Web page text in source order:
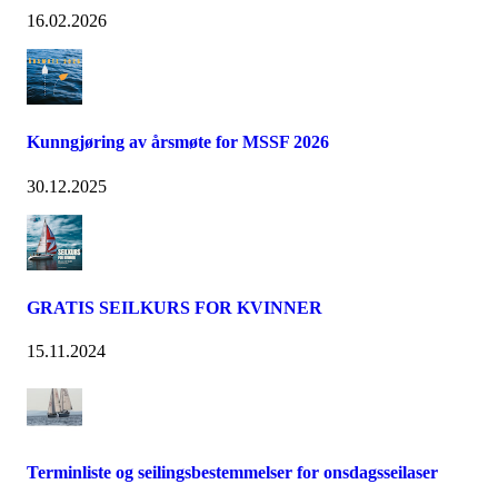
16.02.2026
Kunngjøring av årsmøte for MSSF 2026
30.12.2025
GRATIS SEILKURS FOR KVINNER
15.11.2024
Terminliste og seilingsbestemmelser for onsdagsseilaser